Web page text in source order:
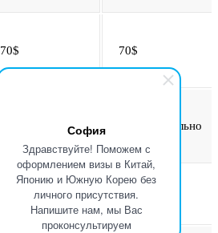
София
Здравствуйте! Поможем с
оформлением визы в Китай,
Японию и Южную Корею без
личного присутствия.
Напишите нам, мы Вас
проконсультируем
70$ 70$
(дополнительно
(дополнительно
15 000₽ 15 000₽